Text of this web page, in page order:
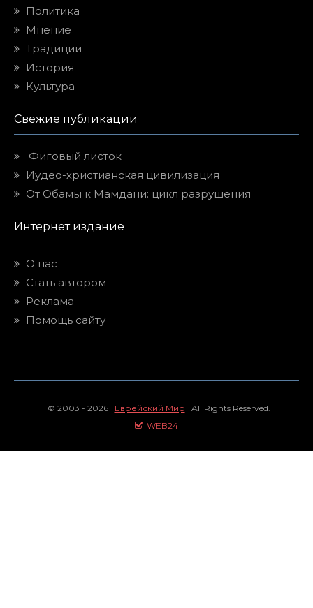
Политика
Мнение
Традиции
История
Культура
Свежие публикации
Фиговый листок
Иудео-христианская цивилизация
От Обамы к Мамдани: цикл разрушения
Интернет издание
О нас
Стать автором
Реклама
Помощь сайту
© 2003 - 2026 Еврейский Мир All Rights Reserved.
WEB24